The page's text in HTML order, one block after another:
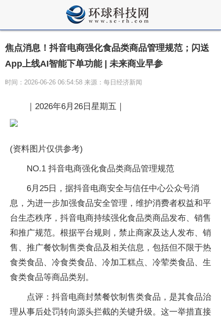
焦点消息！抖音电商强化食品类商品管理规范；闪送
App上线AI智能下单功能 | 未来商业早参
时间：2026-06-26 06:54:58 来源：每日经济新闻
｜2026年6月26日星期五｜
(资料图片仅供参考)
NO.1 抖音电商强化食品类商品管理规范
6月25日，据抖音电商安全与信任中心公众号消
息，为进一步加强食品安全管理，维护消费者权益和平
台生态秩序，抖音电商持续强化食品类商品发布、销售
和推广规范。根据平台规则，禁止商家及达人发布、销
售、推广餐饮制售类食品及相关信息，包括但不限于热
食类食品、冷食类食品、冷加工糕点、冷荤类食品、生
食类食品等商品类别。
点评：抖音电商封禁餐饮制售类食品，是其食品治
理从事后处罚转向源头拦截的关键升级。这一举措直接